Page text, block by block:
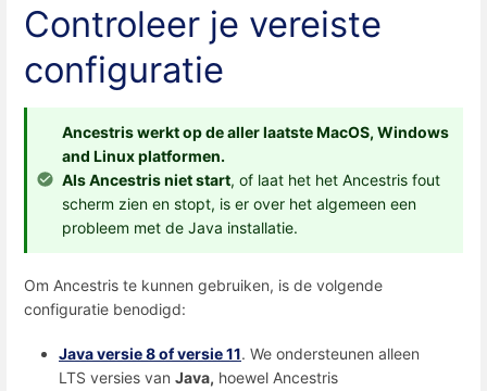
Controleer je vereiste
configuratie
Ancestris werkt op de aller laatste MacOS, Windows
and Linux platformen.
Als Ancestris niet start, of laat het het Ancestris fout
scherm zien en stopt, is er over het algemeen een
probleem met de Java installatie.
Om Ancestris te kunnen gebruiken, is de volgende
configuratie benodigd:
Java versie 8 of versie 11. We ondersteunen alleen
LTS versies van Java, hoewel Ancestris